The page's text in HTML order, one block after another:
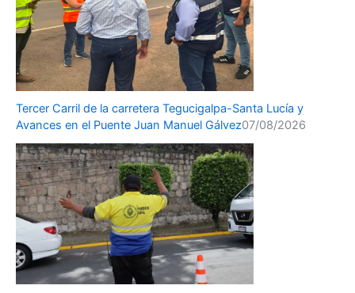
Tercer Carril de la carretera Tegucigalpa-Santa Lucía y
Avances en el Puente Juan Manuel Gálvez07/08/2026